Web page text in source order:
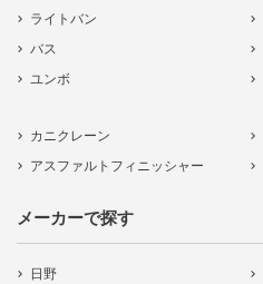
ライトバン
バス
ユンボ
カニクレーン
アスファルトフィニッシャー
メーカーで探す
日野